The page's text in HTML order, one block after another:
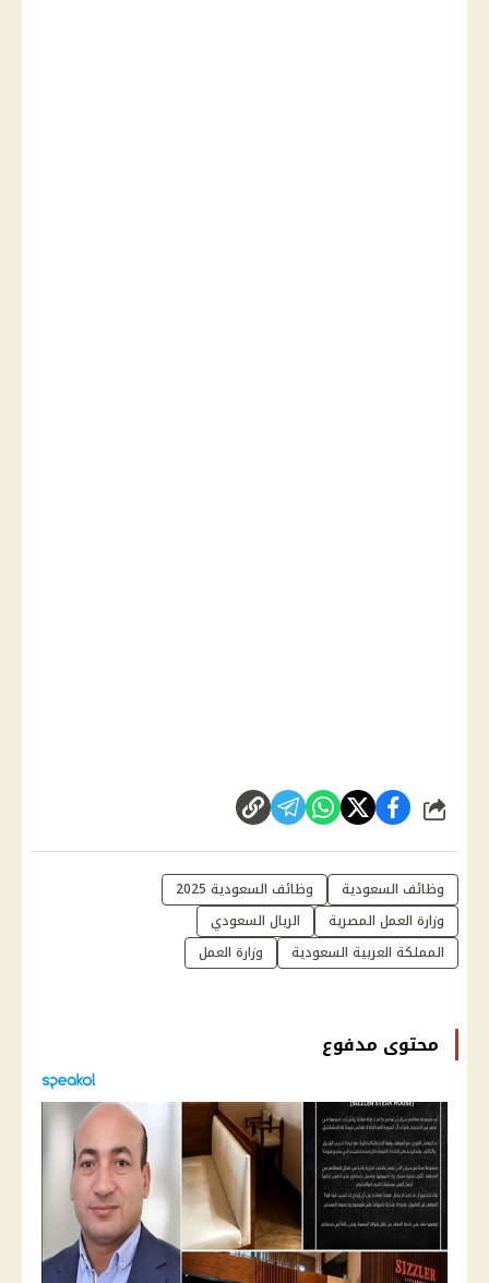
شارك
وظائف السعودية
وظائف السعودية 2025
وزارة العمل المصرية
الريال السعودي
المملكة العربية السعودية
وزارة العمل
محتوى مدفوع